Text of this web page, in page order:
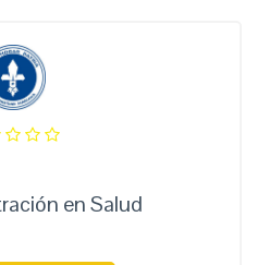
en Salud